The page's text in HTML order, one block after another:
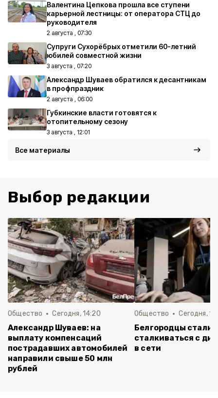
Валентина Цепкова прошла все ступени
карьерной лестницы: от оператора СТЦ до
руководителя
2 августа , 07:30
Супруги Сухорёбрых отметили 60-летний
юбилей совместной жизни
3 августа , 07:20
Александр Шуваев обратился к десантникам
в профпраздник
2 августа , 06:00
Губкинские власти готовятся к
отопительному сезону
3 августа , 12:01
Все материалы
Выбор редакции
Общество Сегодня, 14:20
Александр Шуваев: на
выплату компенсаций
пострадавших автомобилей
направили свыше 50 млн
рублей
Общество Сегодня,
Белгородцы стали
сталкиваться с
в сети